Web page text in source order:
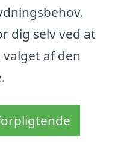
dig selv ved at
af den